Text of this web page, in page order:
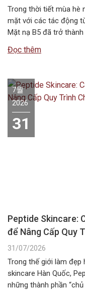
Trong thời tiết mùa hè
mặt với các tác động
Mặt nạ B5 đã trở
Đọc thêm
7월
2026
31
Peptide Skincare:
để Nâng Cấp Quy
31/07/2026
Trong thế giới làm đẹp
skincare Hàn Quốc,
những thành phần